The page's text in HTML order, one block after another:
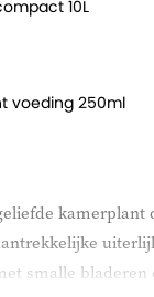
kamerplant
smalle bladeren
10L
voeding 250ml